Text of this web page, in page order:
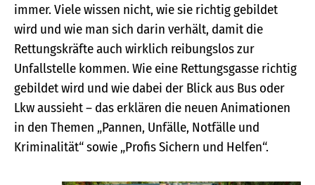
immer. Viele wissen nicht, wie sie richtig gebildet
wird und wie man sich darin verhält, damit die
Rettungskräfte auch wirklich reibungslos zur
Unfallstelle kommen. Wie eine Rettungsgasse richtig
gebildet wird und wie dabei der Blick aus Bus oder
Lkw aussieht – das erklären die neuen Animationen
in den Themen „Pannen, Unfälle, Notfälle und
Kriminalität“ sowie „Profis Sichern und Helfen“.